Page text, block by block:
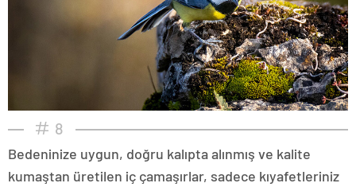
8
Bedeninize uygun, doğru kalıpta alınmış ve kalite
kumaştan üretilen iç çamaşırlar, sadece kıyafetleriniz